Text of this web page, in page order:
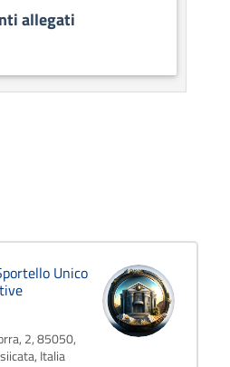
allegati
Unico
2, 85050,
Italia